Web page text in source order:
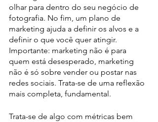
olhar para dentro do seu negócio de
fotografia. No fim, um plano de
marketing ajuda a definir os alvos e a
definir o que você quer atingir.
Importante: marketing não é para
quem está desesperado, marketing
não é só sobre vender ou postar nas
redes sociais. Trata-se de uma reflexão
mais completa, fundamental.
Trata-se de algo com métricas bem